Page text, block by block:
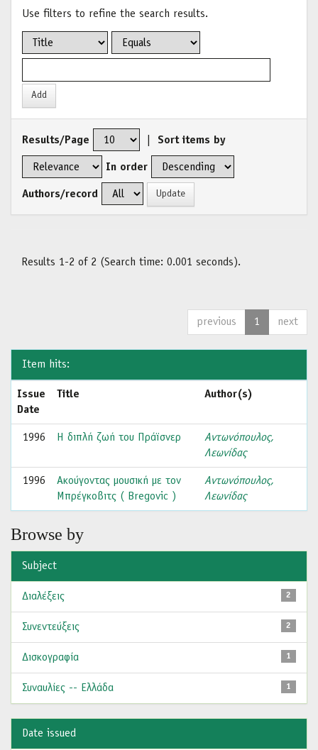
Use filters to refine the search results.
Results/Page Sort items by
In order
Authors/record
Results 1-2 of 2 (Search time: 0.001 seconds).
previous 1 next
Item hits:
Issue
Date
Title Author(s)
1996 Η διπλή ζωή του Πράϊσνερ
Αντωνόπουλος,
Λεωνίδας
1996
Ακούγοντας μουσική με τον
Μπρέγκοβιτς ( Bregovic )
Αντωνόπουλος,
Λεωνίδας
Browse by
Subject
2
Διαλέξεις
2
Συνεντεύξεις
1
Δισκογραφία
1
Συναυλίες -- Ελλάδα
Date issued